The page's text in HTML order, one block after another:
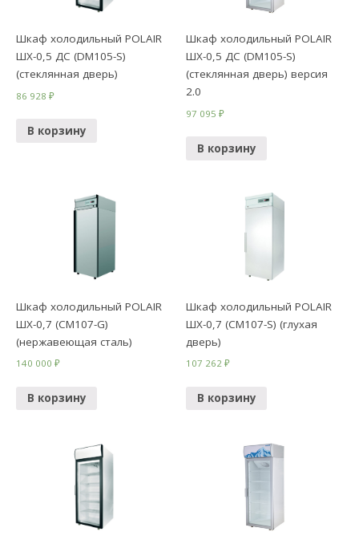
Шкаф холодильный POLAIR
ШХ-0,5 ДС (DM105-S)
(стеклянная дверь)
86 928₽
В корзину
Шкаф холодильный POLAIR
ШХ-0,5 ДС (DM105-S)
(стеклянная дверь) версия
2.0
97 095₽
В корзину
Шкаф холодильный POLAIR
ШХ-0,7 (CM107-G)
(нержавеющая сталь)
140 000₽
В корзину
Шкаф холодильный POLAIR
ШХ-0,7 (CM107-S) (глухая
дверь)
107 262₽
В корзину